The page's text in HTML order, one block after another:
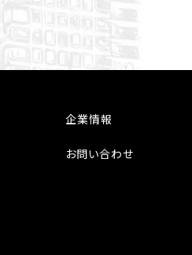
企業情報
お問い合わせ